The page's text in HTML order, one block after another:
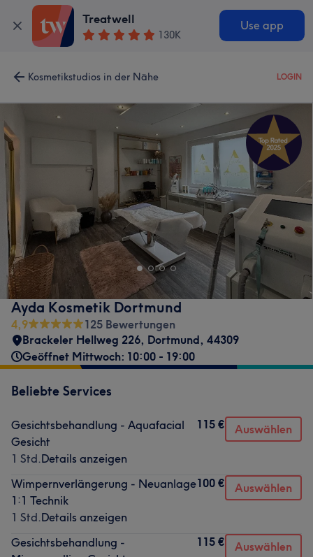
Treatwell
130K
Use app
Kosmetikstudios in der Nähe LOGIN
Ayda Kosmetik Dortmund
4,9
125 Bewertungen
Brackeler Hellweg 226, Dortmund, 44309
Geöffnet Mittwoch: 10:00 - 19:00
Beliebte Services
Gesichtsbehandlung - Aquafacial
Gesicht
1 Std.Details anzeigen
115 € Auswählen
Wimpernverlängerung - Neuanlage
1:1 Technik
1 Std.Details anzeigen
100 € Auswählen
Gesichtsbehandlung -
115 € Auswählen